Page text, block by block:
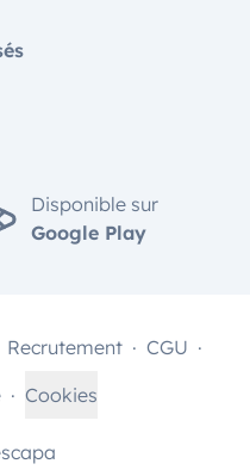
Disponible sur
Google Play
Recrutement
CGU
Cookies